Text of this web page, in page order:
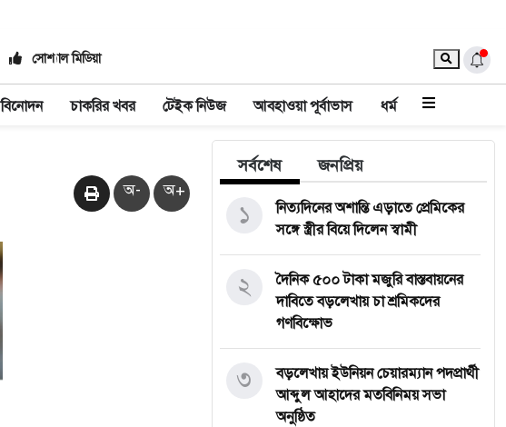
সোশ্যাল মিডিয়া
বিনোদন চাকরির খবর টেইক নিউজ আবহাওয়া পূর্বাভাস ধর্ম
অ- অ+
সর্বশেষ জনপ্রিয়
নিত্যদিনের অশান্তি এড়াতে প্রেমিকের
সঙ্গে স্ত্রীর বিয়ে দিলেন স্বামী
১
দৈনিক ৫০০ টাকা মজুরি বাস্তবায়নের
দাবিতে বড়লেখায় চা শ্রমিকদের
গণবিক্ষোভ
২
বড়লেখায় ইউনিয়ন চেয়ারম্যান পদপ্রার্থী
আব্দুল আহাদের মতবিনিময় সভা
অনুষ্ঠিত
৩